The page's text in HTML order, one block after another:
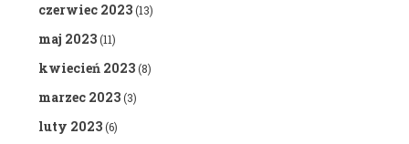
czerwiec 2023(13)
maj 2023(11)
kwiecień 2023(8)
marzec 2023(3)
luty 2023(6)